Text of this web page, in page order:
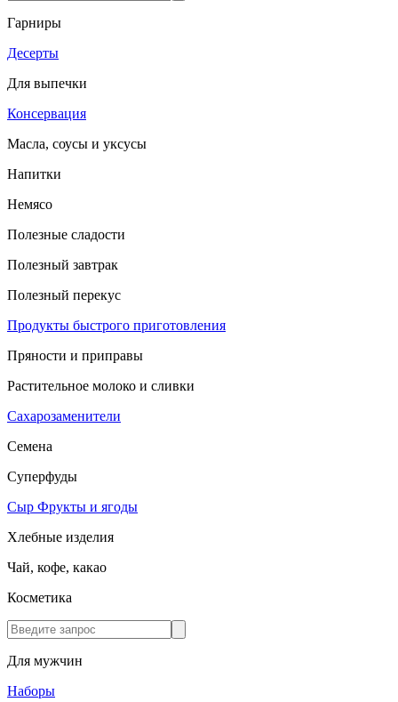
Гарниры
Десерты
Для выпечки
Консервация
Масла, соусы и уксусы
Напитки
Немясо
Полезные сладости
Полезный завтрак
Полезный перекус
Продукты быстрого приготовления
Пряности и приправы
Растительное молоко и сливки
Сахарозаменители
Семена
Суперфуды
Сыр Фрукты и ягоды
Хлебные изделия
Чай, кофе, какао
Косметика
Для мужчин
Наборы